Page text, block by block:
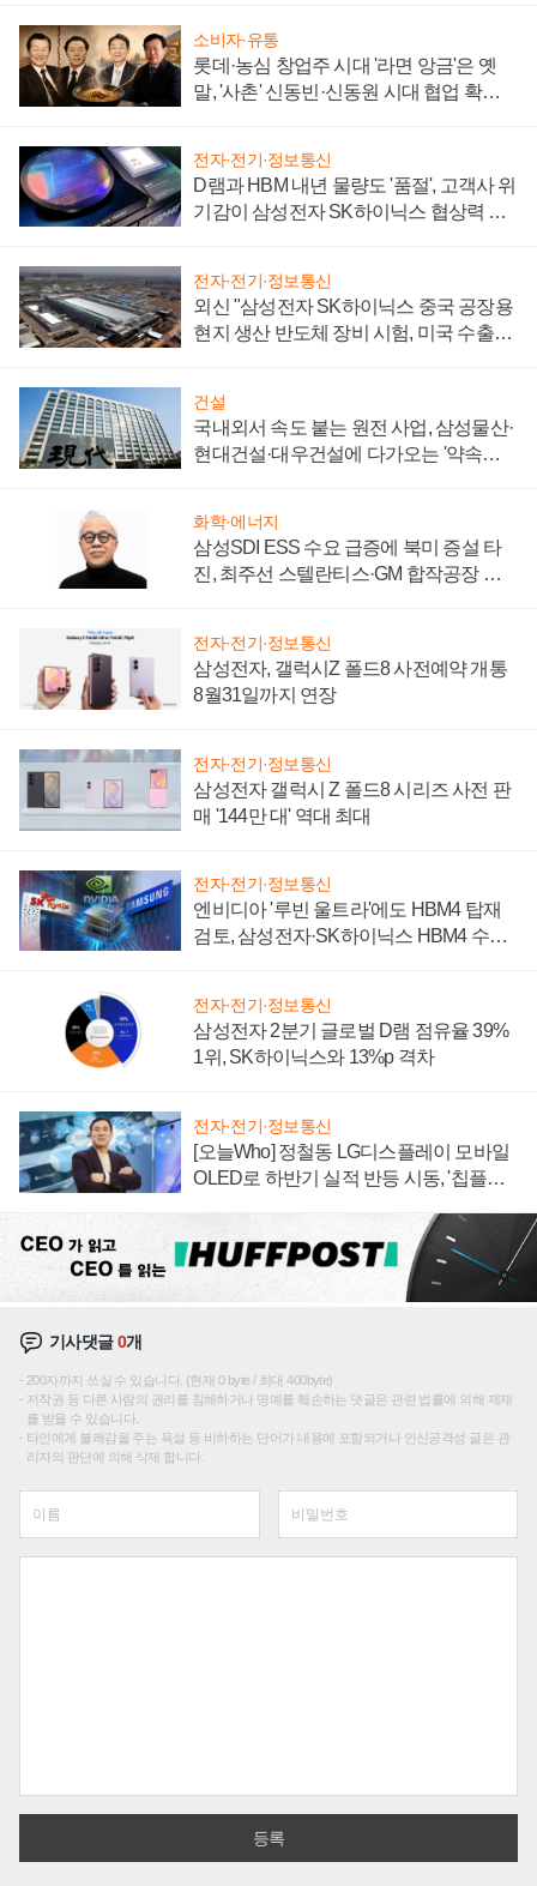
소비자·유통
롯데·농심 창업주 시대 '라면 앙금'은 옛
말, '사촌' 신동빈·신동원 시대 협업 확대
전자·전기·정보통신
D램과 HBM 내년 물량도 '품절', 고객사 위
기감이 삼성전자 SK하이닉스 협상력 더
전자·전기·정보통신
외신 "삼성전자 SK하이닉스 중국 공장용
현지 생산 반도체 장비 시험, 미국 수출통
건설
국내외서 속도 붙는 원전 사업, 삼성물산·
현대건설·대우건설에 다가오는 '약속의
화학·에너지
삼성SDI ESS 수요 급증에 북미 증설 타
진, 최주선 스텔란티스·GM 합작공장 건
전자·전기·정보통신
삼성전자, 갤럭시Z 폴드8 사전예약 개통
8월31일까지 연장
전자·전기·정보통신
삼성전자 갤럭시 Z 폴드8 시리즈 사전 판
매 '144만 대' 역대 최대
전자·전기·정보통신
엔비디아 '루빈 울트라'에도 HBM4 탑재
검토, 삼성전자·SK하이닉스 HBM4 수율
전자·전기·정보통신
삼성전자 2분기 글로벌 D램 점유율 39%
1위, SK하이닉스와 13%p 격차
전자·전기·정보통신
[오늘Who] 정철동 LG디스플레이 모바일
OLED로 하반기 실적 반등 시동, '칩플레
기사댓글0개
200자까지 쓰실 수 있습니다. (현재 0 byte / 최대 400byte)
저작권 등 다른 사람의 권리를 침해하거나 명예를 훼손하는 댓글은 관련 법률에 의해 제재
를 받을 수 있습니다.
타인에게 불쾌감을 주는 욕설 등 비하하는 단어가 내용에 포함되거나 인신공격성 글은 관
리자의 판단에 의해 삭제 합니다.